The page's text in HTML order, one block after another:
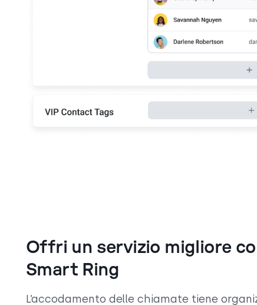
Offri un servizio migliore
Smart Ring
L’accodamento delle chiamate tiene